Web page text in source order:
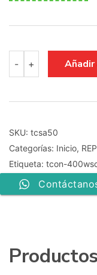
-
400wsc4lv0.4
cantidad
+
SKU: tcsa50
Categorías: Inicio,
Etiqueta: tcon-